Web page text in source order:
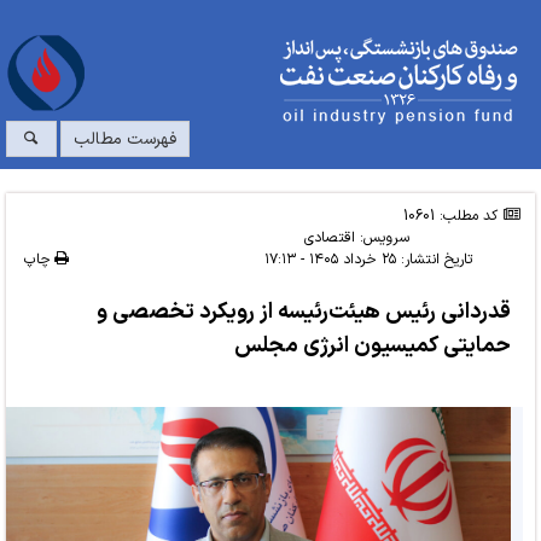
فهرست مطالب
کد مطلب: 10601
سرویس: اقتصادی
تاریخ انتشار: ۲۵ خرداد ۱۴۰۵ - ۱۷:۱۳ چاپ
قدردانی رئیس هیئت‌رئیسه از رویکرد تخصصی و
حمایتی کمیسیون انرژی مجلس